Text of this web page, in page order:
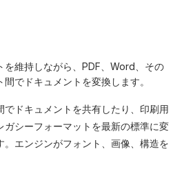
を維持しながら、PDF、Word、その
でドキュメントを変換します。
ドキュメントを共有したり、印刷用
ガシーフォーマットを最新の標準に変
エンジンがフォント、画像、構造を